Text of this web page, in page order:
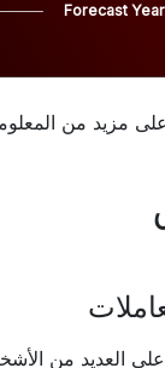
Forecast
مزيد من
على العديد من